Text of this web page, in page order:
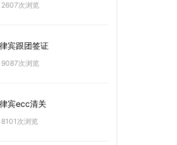
2607次浏览
宾跟团签证
9087次浏览
宾ecc清关
8101次浏览